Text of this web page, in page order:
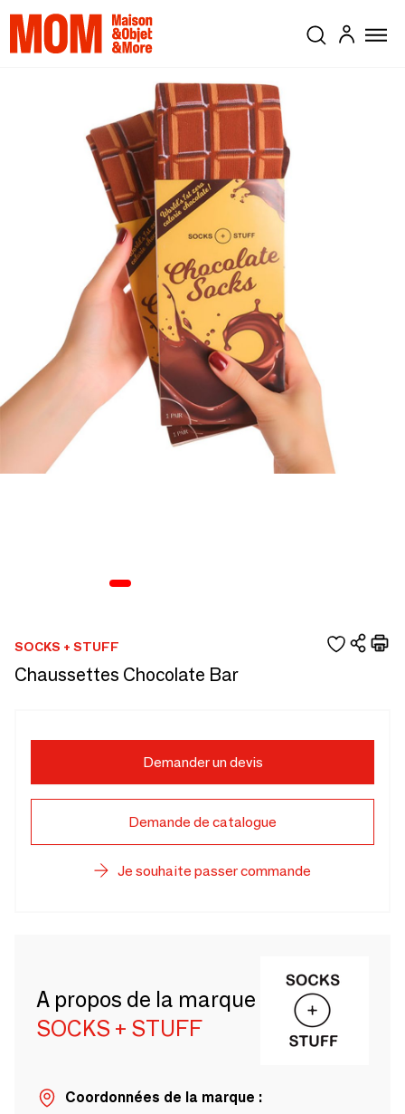
SOCKS + STUFF
Chaussettes Chocolate Bar
Demander un devis
Demande de catalogue
Je souhaite passer commande
A propos de la marque
SOCKS + STUFF
Coordonnées de la marque :